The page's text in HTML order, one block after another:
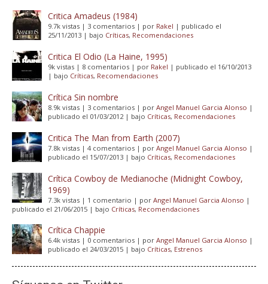
Critica Amadeus (1984)
9.7k vistas | 3 comentarios | por Rakel | publicado el
25/11/2013 | bajo Críticas, Recomendaciones
Critica El Odio (La Haine, 1995)
9k vistas | 8 comentarios | por Rakel | publicado el 16/10/2013
| bajo Críticas, Recomendaciones
Crítica Sin nombre
8.9k vistas | 3 comentarios | por Angel Manuel Garcia Alonso |
publicado el 01/03/2012| bajo Críticas, Recomendaciones
Critica The Man from Earth (2007)
7.8k vistas | 4 comentarios | por Angel Manuel Garcia Alonso |
publicado el 15/07/2013 | bajo Críticas, Recomendaciones
Crítica Cowboy de Medianoche (Midnight Cowboy,
1969)
7.3k vistas | 1 comentario | por Angel Manuel Garcia Alonso |
publicado el 21/06/2015 | bajo Críticas, Recomendaciones
Crítica Chappie
6.4k vistas | 0 comentarios | por Angel Manuel Garcia Alonso |
publicado el 24/03/2015 | bajo Críticas, Estrenos